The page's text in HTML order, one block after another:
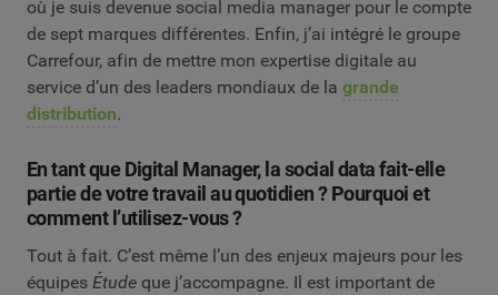
où je suis devenue social media manager pour le compte
de sept marques différentes. Enfin, j’ai intégré le groupe
Carrefour, afin de mettre mon expertise digitale au
service d’un des leaders mondiaux de la grande
distribution.
En tant que Digital Manager, la social data fait-elle
partie de votre travail au quotidien ? Pourquoi et
comment l’utilisez-vous ?
Tout à fait. C’est même l’un des enjeux majeurs pour les
équipes Étude que j’accompagne. Il est important de